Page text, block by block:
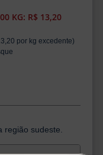
KG: R$ 13,20
por kg excedente)
região sudeste.